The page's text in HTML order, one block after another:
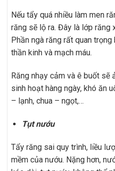
Nếu tẩy quá nhiều làm men
răng sẽ lộ ra. Đây là lớp răng
Phần ngà răng rất quan
thần kinh và mạch máu.
Răng nhạy cảm và ê buốt sẽ
sinh hoạt hàng ngày, khó ăn
– lạnh, chua – ngọt,…
Tụt nướu
Tẩy răng sai quy trình, liều
mềm của nướu. Nặng hơn,